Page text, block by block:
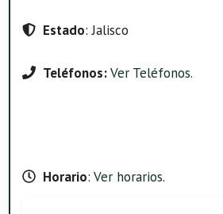
Estado: Jalisco
Teléfonos:Ver Teléfonos.
Horario: Ver horarios.